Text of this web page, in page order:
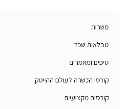
משרות
טבלאות שכר
טיפים ומאמרים
קורסי הכשרה לעולם ההייטק
קורסים מקצועיים